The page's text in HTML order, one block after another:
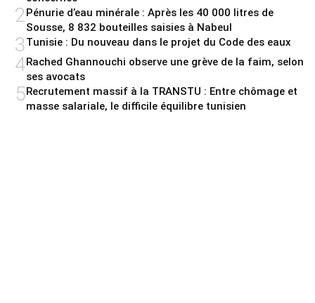
2 Pénurie d’eau minérale : Après les 40 000 litres de
Sousse, 8 832 bouteilles saisies à Nabeul
3Tunisie : Du nouveau dans le projet du Code des eaux
4Rached Ghannouchi observe une grève de la faim, selon
ses avocats
5Recrutement massif à la TRANSTU : Entre chômage et
masse salariale, le difficile équilibre tunisien